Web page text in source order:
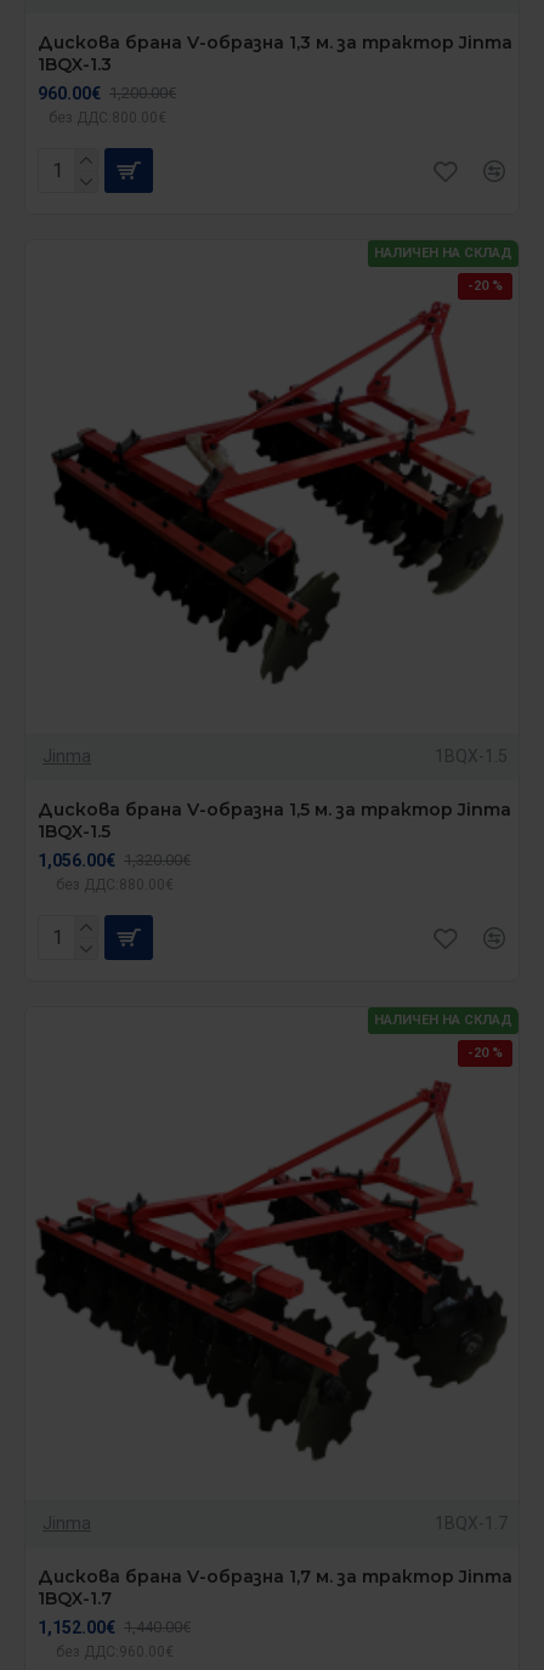
Дискова брана V-образна 1,3 м. за трактор Jinma
1BQX-1.3
960.00€ 1,200.00€
без ДДС:800.00€
НАЛИЧЕН НА СКЛАД
-20 %
Jinma 1BQX-1.5
Дискова брана V-образна 1,5 м. за трактор Jinma
1BQX-1.5
1,056.00€ 1,320.00€
без ДДС:880.00€
НАЛИЧЕН НА СКЛАД
-20 %
Jinma 1BQX-1.7
Дискова брана V-образна 1,7 м. за трактор Jinma
1BQX-1.7
1,152.00€ 1,440.00€
без ДДС:960.00€